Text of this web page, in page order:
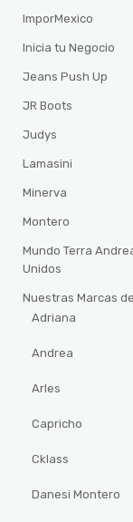
ImporMexico
Inicia tu Negocio
Jeans Push Up
JR Boots
Judys
Lamasini
Minerva
Montero
Mundo Terra
Unidos
Nuestras Marcas
Adriana
Andrea
Arles
Capricho
Cklass
Danesi Montero